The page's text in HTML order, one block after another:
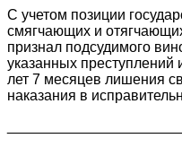
С учетом позиции
смягчающих и
признал подсудимого
указанных преступлений
лет 7 месяцев лишения
наказания в